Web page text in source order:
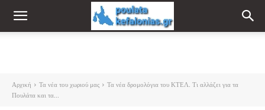
Αρχική Τα νέα του χωριού μας
Τα νέα δρομολόγια του ΚΤΕΛ. Τι αλλάζει για τα
Πουλάτα και τα...